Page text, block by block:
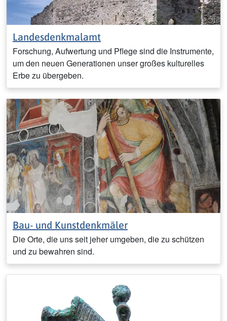
Landesdenkmalamt
Forschung, Aufwertung und Pflege sind die Instrumente,
um den neuen Generationen unser großes kulturelles
Erbe zu übergeben.
Bau- und Kunstdenkmäler
Die Orte, die uns seit jeher umgeben, die zu schützen
und zu bewahren sind.